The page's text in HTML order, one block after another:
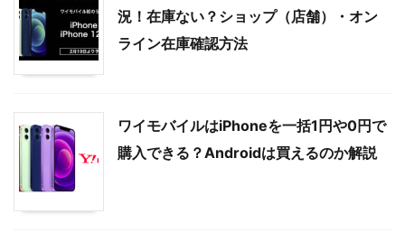
況！在庫ない？ショップ（店舗）・オン
ライン在庫確認方法
ワイモバイルはiPhoneを一括1円や0円で
購入できる？Androidは買えるのか解説